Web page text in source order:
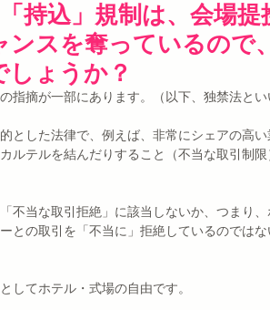
持込」規制は、会場提
スを奪っているので
ょうか？
指摘が一部にあります。（以下、独禁法とい
した法律で、例えば、非常にシェアの高い
ルテルを結んだりすること（不当な取引制
当な取引拒絶」に該当しないか、つまり、
との取引を「不当に」拒絶しているのでは
てホテル・式場の自由です。